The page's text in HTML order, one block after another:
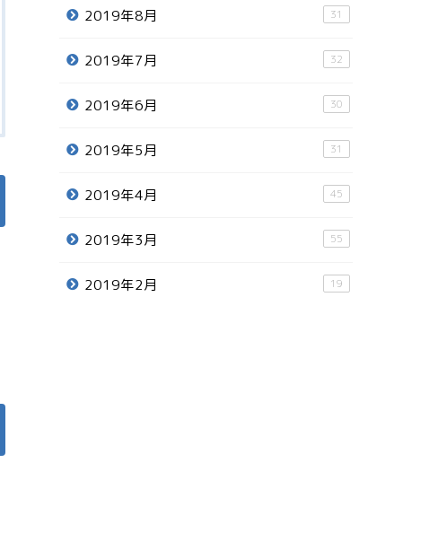
2019年8月 31
2019年7月 32
2019年6月 30
2019年5月 31
2019年4月 45
2019年3月 55
2019年2月 19